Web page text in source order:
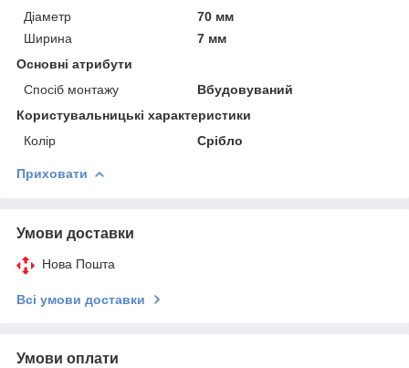
Діаметр
70 мм
Ширина
7 мм
Основні атрибути
Спосіб монтажу
Вбудовуваний
Користувальницькі характеристики
Колір
Срібло
Приховати
Умови доставки
Нова Пошта
Всі умови доставки
Умови оплати